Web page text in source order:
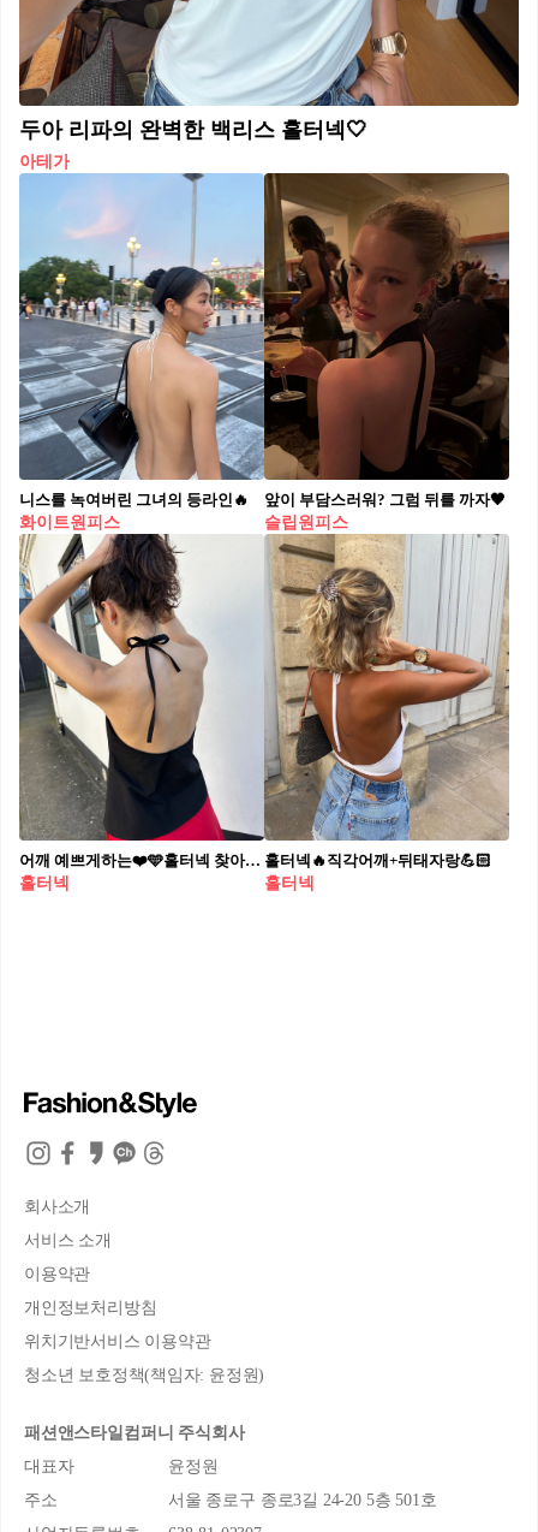
두아 리파의 완벽한 백리스 홀터넥🤍
아테가
니스를 녹여버린 그녀의 등라인🔥
화이트원피스
앞이 부담스러워? 그럼 뒤를 까자🖤
슬립원피스
어깨 예쁘게하는❤️🩵홀터넥 찾아요?
홀터넥
홀터넥🔥직각어깨+뒤태자랑💪🏻
홀터넥
회사소개
서비스 소개
이용약관
개인정보처리방침
위치기반서비스 이용약관
청소년 보호정책(책임자: 윤정원)
패션앤스타일컴퍼니 주식회사
대표자
윤정원
주소
서울 종로구 종로3길 24-20 5층 501호